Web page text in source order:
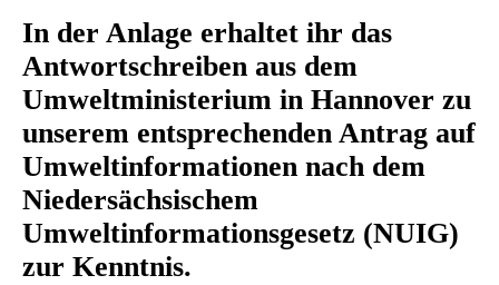
In der Anlage erhaltet ihr das
Antwortschreiben aus dem
Umweltministerium in Hannover zu
unserem entsprechenden Antrag auf
Umweltinformationen nach dem
Niedersächsischem
Umweltinformationsgesetz (NUIG)
zur Kenntnis.